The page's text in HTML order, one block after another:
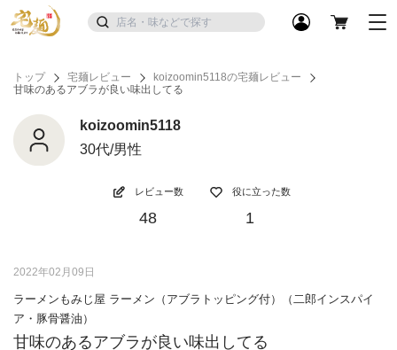
トップ 宅麺レビュー
koizoomin5118の宅麺レビュー
甘味のあるアブラが良い味出してる
koizoomin5118
30代/男性
レビュー数
48
役に立った数
1
2022年02月09日
ラーメンもみじ屋 ラーメン（アブラトッピング付）（二郎インスパイ
ア・豚骨醤油）
甘味のあるアブラが良い味出してる